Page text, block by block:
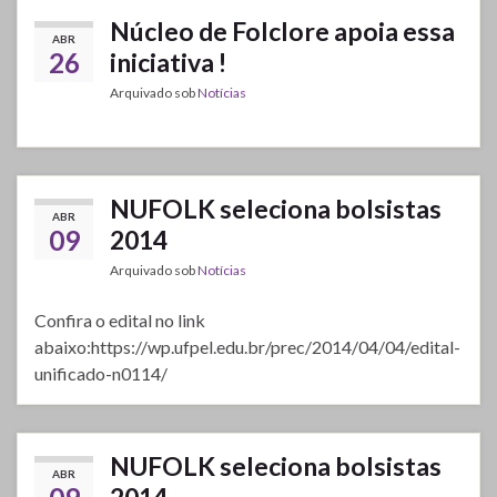
ABR
26
Núcleo de Folclore apoia essa
iniciativa !
Arquivado sobNotícias
ABR
09
NUFOLK seleciona bolsistas
2014
Arquivado sobNotícias
Confira o edital no link
abaixo:https://wp.ufpel.edu.br/prec/2014/04/04/edital-
unificado-n0114/
ABR
NUFOLK seleciona bolsistas